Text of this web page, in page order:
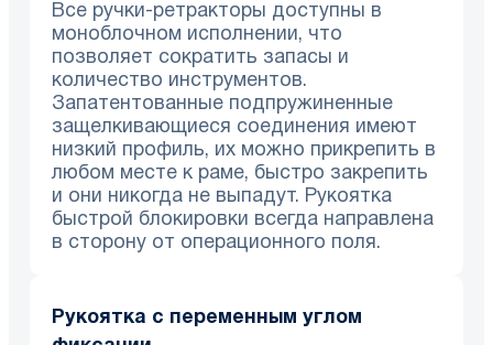
Все ручки-ретракторы доступны в
моноблочном исполнении, что
позволяет сократить запасы и
количество инструментов.
Запатентованные подпружиненные
защелкивающиеся соединения имеют
низкий профиль, их можно прикрепить в
любом месте к раме, быстро закрепить
и они никогда не выпадут. Рукоятка
быстрой блокировки всегда направлена ​​
в сторону от операционного поля.
Рукоятка с переменным углом